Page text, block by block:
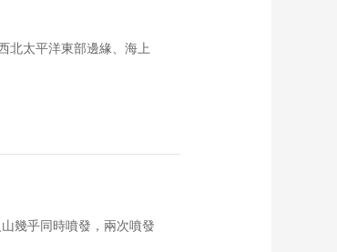
北太平洋東部邊緣、海上
幾乎同時噴發，兩次噴發